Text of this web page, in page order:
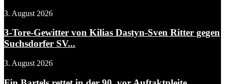
3. August 2026
3-Tore-Gewitter von Kilias Dastyn-Sven Ritter gegen
Suchsdorfer SV...
3. August 2026